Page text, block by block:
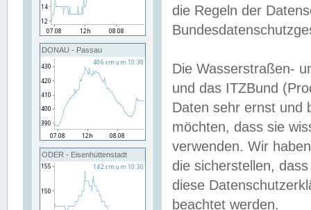
DONAU - Passau
ODER - Eisenhüttenstadt
die Regeln der
Die Wasserstraßen-
und das ITZBund
Daten sehr ernst und
möchten, dass sie
verwenden. Wir
die sicherstellen,
diese
beachtet werden.